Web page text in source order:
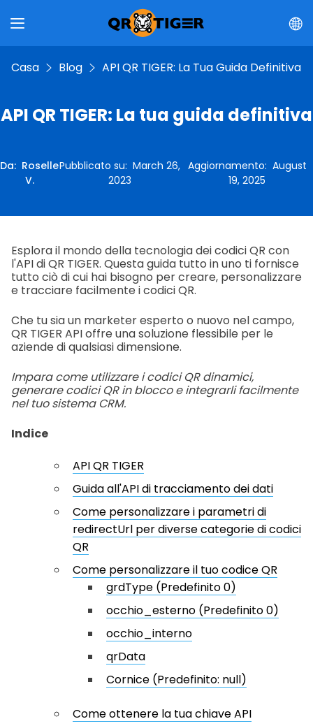
Casa Blog API QR TIGER: La Tua Guida Definitiva
API QR TIGER: La tua guida definitiva
Da: Roselle
V.
Pubblicato su:March 26,
2023
Aggiornamento: August
19, 2025
Esplora il mondo della tecnologia dei codici QR con
l'API di QR TIGER. Questa guida tutto in uno ti fornisce
tutto ciò di cui hai bisogno per creare, personalizzare
e tracciare facilmente i codici QR.
Che tu sia un marketer esperto o nuovo nel campo,
QR TIGER API offre una soluzione flessibile per le
aziende di qualsiasi dimensione.
Impara come utilizzare i codici QR dinamici,
generare codici QR in blocco e integrarli facilmente
nel tuo sistema CRM.
Indice
API QR TIGER
Guida all'API di tracciamento dei dati
Come personalizzare i parametri di
redirectUrl per diverse categorie di codici
QR
Come personalizzare il tuo codice QR
grdType (Predefinito 0)
occhio_esterno (Predefinito 0)
occhio_interno
qrData
Cornice (Predefinito: null)
Come ottenere la tua chiave API